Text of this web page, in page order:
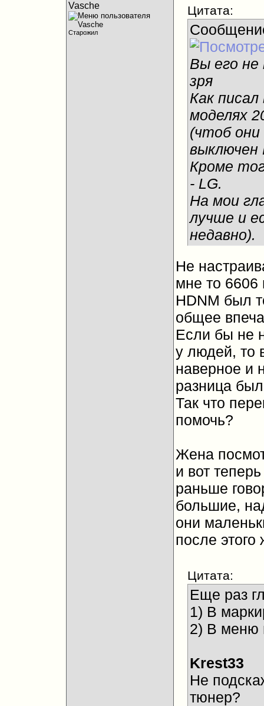
Vasche
Старожил
Цитата:
Вы его не
зря
Как
моделях
(чтоб они
выключен
Кроме
- LG.
На мои
лучше и
недавно).
Не
мне то 6606
HDNM был
общее
Если бы не
у людей, то
наверное и
разница
Так что
помочь?
Жена
и вот
раньше
большие,
они
после
Цитата:
Еще раз
1) В
2) В меню
Krest33
Не
тюнер?